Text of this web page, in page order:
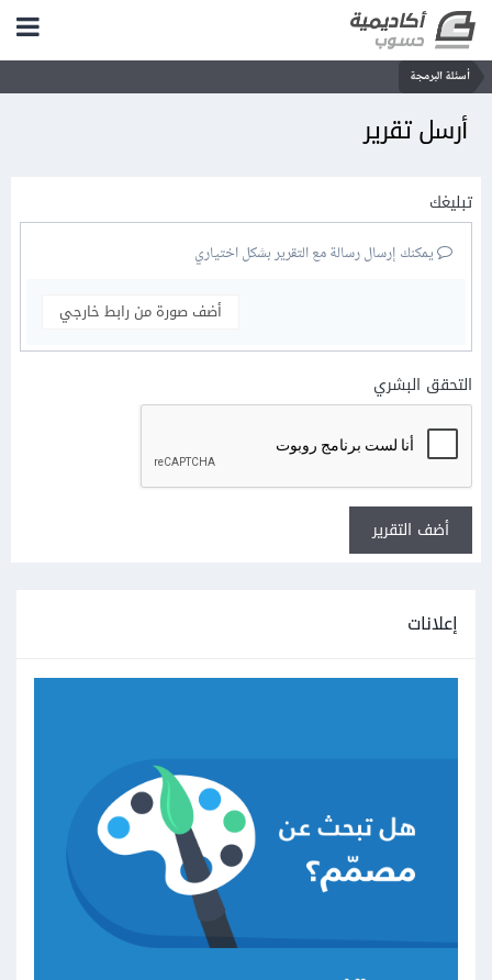
أسئلة البرمجة
أرسل تقرير
تبليغك
يمكنك إرسال رسالة مع التقرير بشكل اختياري
أضف صورة من رابط خارجي
التحقق البشري
أضف التقرير
إعلانات